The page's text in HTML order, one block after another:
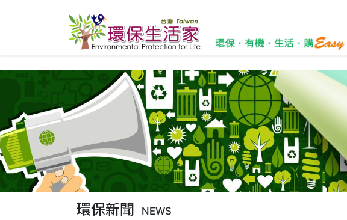
環保新聞 NEWS